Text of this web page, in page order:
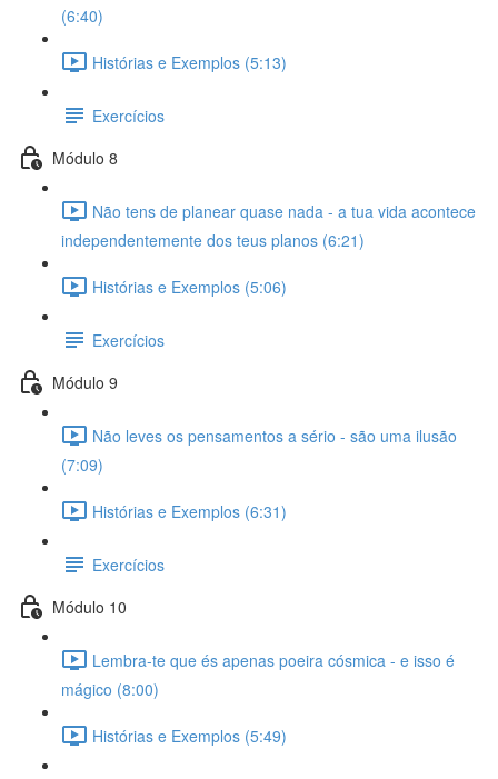
(6:40)
Histórias e Exemplos (5:13)
Exercícios
Módulo 8
Não tens de planear quase nada - a tua vida acontece
independentemente dos teus planos (6:21)
Histórias e Exemplos (5:06)
Exercícios
Módulo 9
Não leves os pensamentos a sério - são uma ilusão
(7:09)
Histórias e Exemplos (6:31)
Exercícios
Módulo 10
Lembra-te que és apenas poeira cósmica - e isso é
mágico (8:00)
Histórias e Exemplos (5:49)